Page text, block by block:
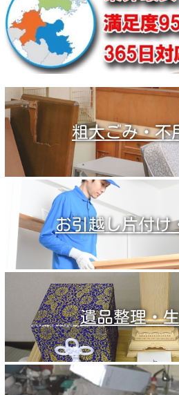
粗大ごみ・不
お引越し片付け
遺品整理・